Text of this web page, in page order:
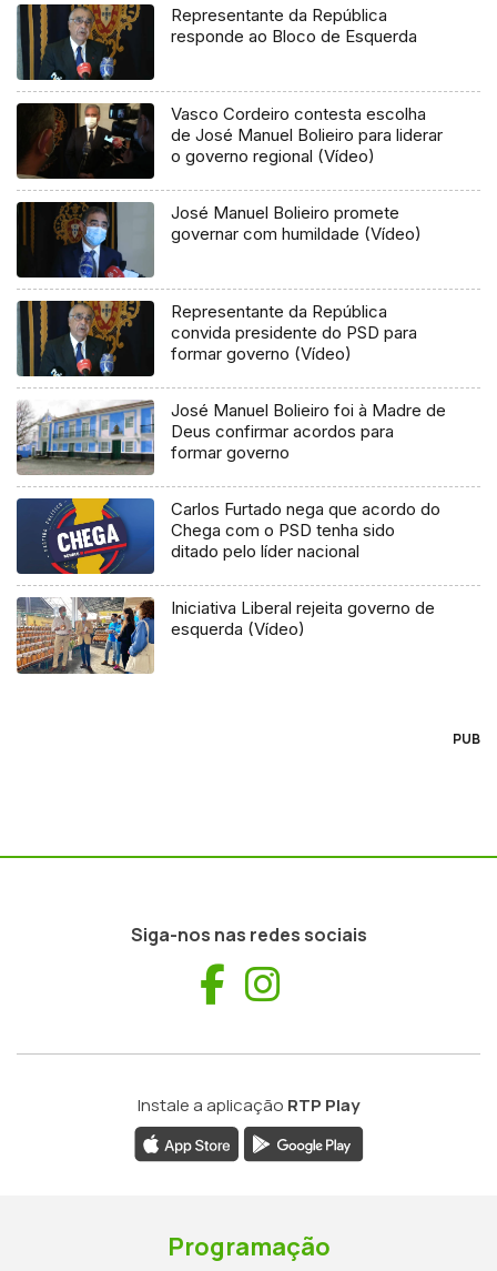
Representante da República
responde ao Bloco de Esquerda
Vasco Cordeiro contesta escolha
de José Manuel Bolieiro para liderar
o governo regional (Vídeo)
José Manuel Bolieiro promete
governar com humildade (Vídeo)
Representante da República
convida presidente do PSD para
formar governo (Vídeo)
José Manuel Bolieiro foi à Madre de
Deus confirmar acordos para
formar governo
Carlos Furtado nega que acordo do
Chega com o PSD tenha sido
ditado pelo líder nacional
Iniciativa Liberal rejeita governo de
esquerda (Vídeo)
PUB
Siga-nos nas redes sociais
Facebook
Instale a aplicação RTP Play
Programação